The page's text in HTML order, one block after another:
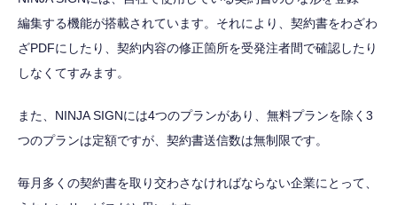
編集する機能が搭載されています。それにより、契約書をわざわ
ざPDFにしたり、契約内容の修正箇所を受発注者間で確認したり
しなくてすみます。
また、NINJA SIGNには4つのプランがあり、無料プランを除く3
つのプランは定額ですが、契約書送信数は無制限です。
毎月多くの契約書を取り交わさなければならない企業にとって、